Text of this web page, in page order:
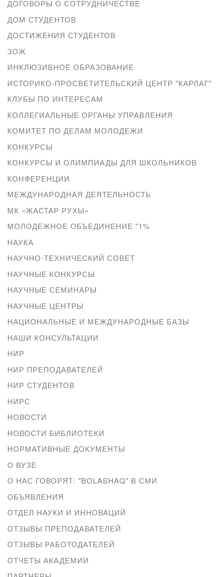
ДОГОВОРЫ О СОТРУДНИЧЕСТВЕ
ДОМ СТУДЕНТОВ
ДОСТИЖЕНИЯ СТУДЕНТОВ
ЗОЖ
ИНКЛЮЗИВНОЕ ОБРАЗОВАНИЕ
ИСТОРИКО-ПРОСВЕТИТЕЛЬСКИЙ ЦЕНТР "КАРЛАГ"
КЛУБЫ ПО ИНТЕРЕСАМ
КОЛЛЕГИАЛЬНЫЕ ОРГАНЫ УПРАВЛЕНИЯ
КОМИТЕТ ПО ДЕЛАМ МОЛОДЕЖИ
КОНКУРСЫ
КОНКУРСЫ И ОЛИМПИАДЫ ДЛЯ ШКОЛЬНИКОВ
КОНФЕРЕНЦИИ
МЕЖДУНАРОДНАЯ ДЕЯТЕЛЬНОСТЬ
МК «ЖАСТАР РУХЫ»
МОЛОДЕЖНОЕ ОБЪЕДИНЕНИЕ "1%
НАУКА
НАУЧНО-ТЕХНИЧЕСКИЙ СОВЕТ
НАУЧНЫЕ КОНКУРСЫ
НАУЧНЫЕ СЕМИНАРЫ
НАУЧНЫЕ ЦЕНТРЫ
НАЦИОНАЛЬНЫЕ И МЕЖДУНАРОДНЫЕ БАЗЫ
НАШИ КОНСУЛЬТАЦИИ
НИР
НИР ПРЕПОДАВАТЕЛЕЙ
НИР СТУДЕНТОВ
НИРС
НОВОСТИ
НОВОСТИ БИБЛИОТЕКИ
НОРМАТИВНЫЕ ДОКУМЕНТЫ
О ВУЗЕ
О НАС ГОВОРЯТ: "BOLASHAQ" В СМИ
ОБЪЯВЛЕНИЯ
ОТДЕЛ НАУКИ И ИННОВАЦИЙ
ОТЗЫВЫ ПРЕПОДАВАТЕЛЕЙ
ОТЗЫВЫ РАБОТОДАТЕЛЕЙ
ОТЧЕТЫ АКАДЕМИИ